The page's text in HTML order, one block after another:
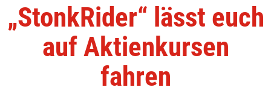
„StonkRider“ lässt euch
auf Aktienkursen
fahren